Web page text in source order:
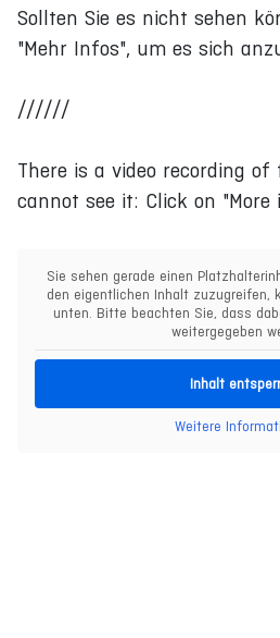
Sollten Sie es nicht sehen
"Mehr Infos", um es sich
//////
There is a video recording
cannot see it: Click on
Sie sehen gerade einen
den eigentlichen Inhalt zuzugreifen,
unten. Bitte beachten Sie, dass
weitergegeben
Inhalt
Weitere